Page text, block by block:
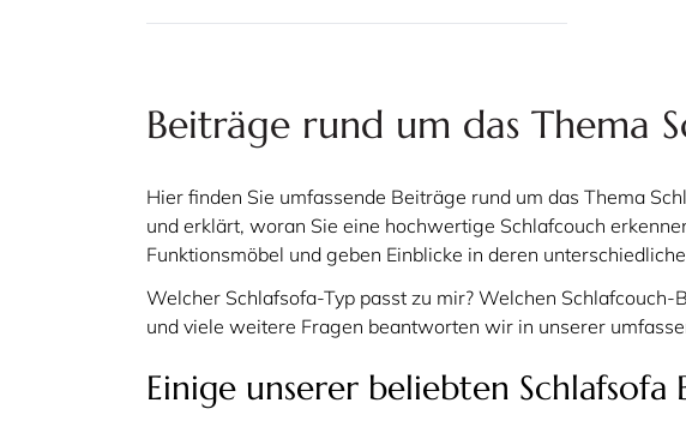
Beiträge rund um das Thema
Hier finden Sie umfassende Beiträge rund um das Thema
und erklärt, woran Sie eine hochwertige Schlafcouch
Funktionsmöbel und geben Einblicke in deren
Welcher Schlafsofa-Typ passt zu mir? Welchen
und viele weitere Fragen beantworten wir in unserer
Einige unserer beliebten Schlafsofa